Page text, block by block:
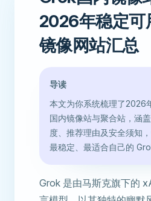
2026年稳定可
镜像网站汇总
导读
本文为你系统梳理了2026
国内镜像站与聚合站，涵
度、推荐理由及安全须知
最稳定、最适合自己的
Grok 是由马斯克旗下的